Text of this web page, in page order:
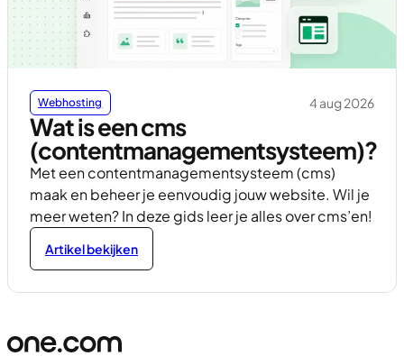
Webhosting 4 aug 2026
Wat is een cms
(contentmanagementsysteem)?
Met een contentmanagementsysteem (cms)
maak en beheer je eenvoudig jouw website. Wil je
meer weten? In deze gids leer je alles over cms’en!
Artikel bekijken